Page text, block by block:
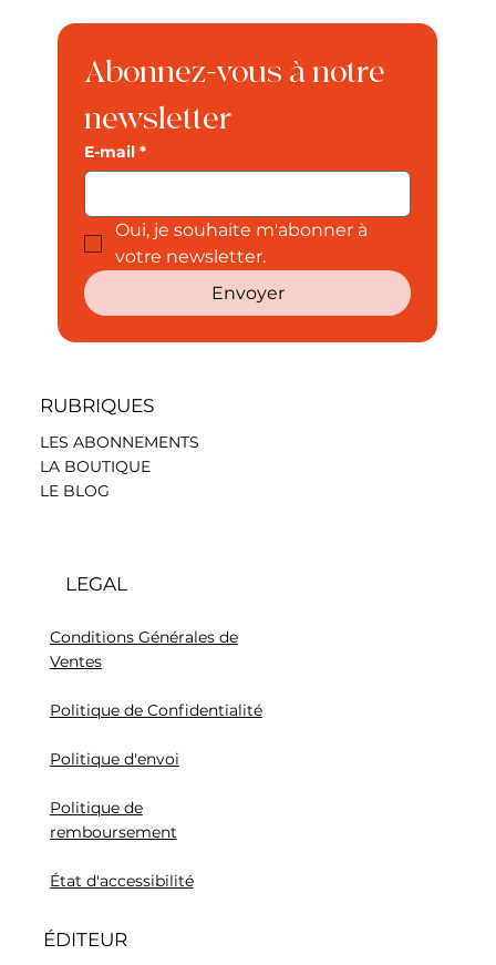
Abonnez-vous à notre
newsletter
E-mail *
Oui, je souhaite m'abonner à
votre newsletter.
Envoyer
RUBRIQUES
LES ABONNEMENTS
LA BOUTIQUE
LE BLOG
LEGAL
Conditions Générales de
Ventes
Politique de Confidentialité
Politique d'envoi
Politique de
remboursement
État d'accessibilité
ÉDITEUR